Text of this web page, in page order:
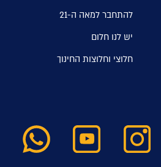
להתחבר למאה ה-21
יש לנו חלום
חלוצי וחלוצות החינוך